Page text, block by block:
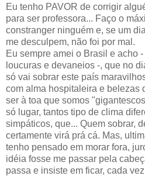
Eu tenho PAVOR de corrigir
para ser professora... Faço o
constranger ninguém e, se um
me desculpem, não foi por mal.
Eu sempre amei o Brasil e acho
loucuras e devaneios -, que no
só vai sobrar este país
com alma hospitaleira e belezas
ser à toa que somos
só lugar, tantos tipo de clima
simpáticos, que... Quem sobrar,
certamente virá prá cá. Mas,
tenho pensado em morar fora,
idéia fosse me passar pela
passa e insiste em ficar, cada